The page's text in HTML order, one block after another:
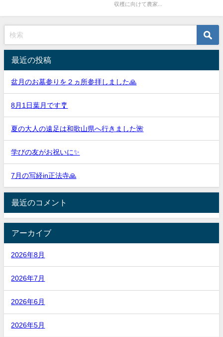
収穫に向けて農家...
最近の投稿
盆月のお墓参りを２ヵ所参拝しました🙏
8月1日葉月です🎐
夏の大人の遠足は和歌山県へ行きました🌺
学びの友がお祝いに✨
7月の写経in正法寺🙏
最近のコメント
アーカイブ
2026年8月
2026年7月
2026年6月
2026年5月